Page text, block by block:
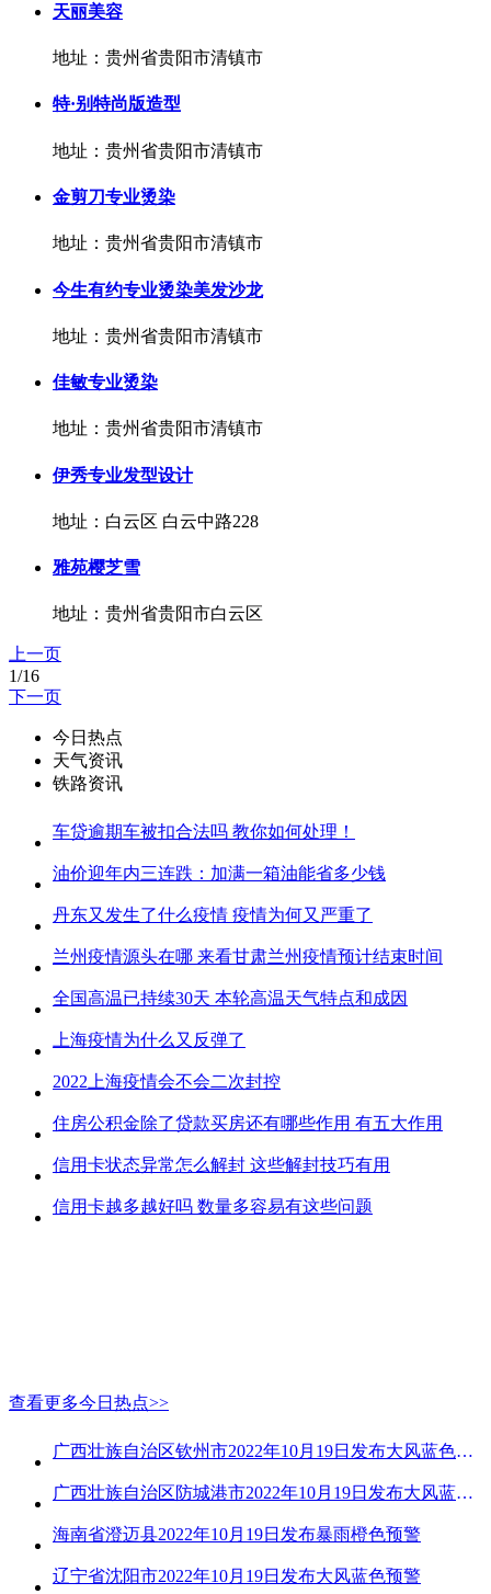
天丽美容
地址：贵州省贵阳市清镇市
特·别特尚版造型
地址：贵州省贵阳市清镇市
金剪刀专业烫染
地址：贵州省贵阳市清镇市
今生有约专业烫染美发沙龙
地址：贵州省贵阳市清镇市
佳敏专业烫染
地址：贵州省贵阳市清镇市
伊秀专业发型设计
地址：白云区 白云中路228
雅苑樱芝雪
地址：贵州省贵阳市白云区
上一页
1/16
下一页
今日热点
天气资讯
铁路资讯
车贷逾期车被扣合法吗 教你如何处理！
油价迎年内三连跌：加满一箱油能省多少钱
丹东又发生了什么疫情 疫情为何又严重了
兰州疫情源头在哪 来看甘肃兰州疫情预计结束时间
全国高温已持续30天 本轮高温天气特点和成因
上海疫情为什么又反弹了
2022上海疫情会不会二次封控
住房公积金除了贷款买房还有哪些作用 有五大作用
信用卡状态异常怎么解封 这些解封技巧有用
信用卡越多越好吗 数量多容易有这些问题
查看更多今日热点>>
广西壮族自治区钦州市2022年10月19日发布大风蓝色预警
广西壮族自治区防城港市2022年10月19日发布大风蓝色预警
海南省澄迈县2022年10月19日发布暴雨橙色预警
辽宁省沈阳市2022年10月19日发布大风蓝色预警